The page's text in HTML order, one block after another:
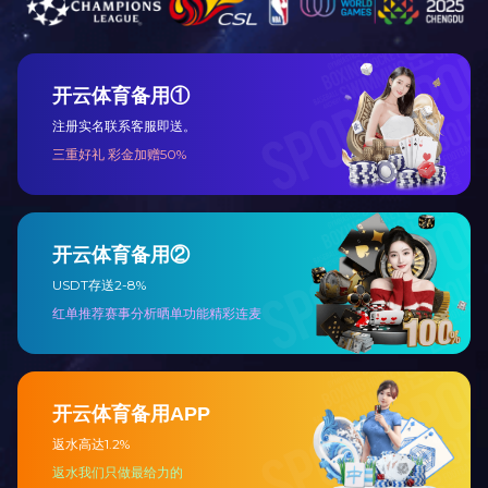
附件：1.致客户
附件1 致客户
隐私与安全声明| 网站地图
地址：北京市海淀区增
版权所有：华体会体育(中国)HTH·官方网
京ICP备